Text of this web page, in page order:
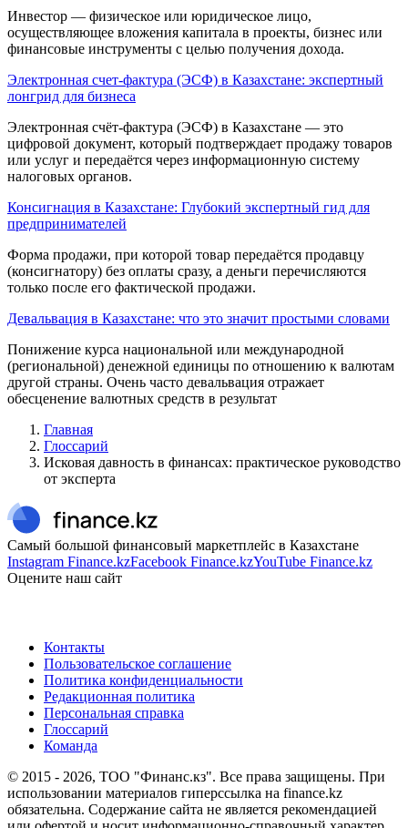
Инвестор — физическое или юридическое лицо,
осуществляющее вложения капитала в проекты, бизнес или
финансовые инструменты с целью получения дохода.
Электронная счет-фактура (ЭСФ) в Казахстане: экспертный
лонгрид для бизнеса
Электронная счёт-фактура (ЭСФ) в Казахстане — это
цифровой документ, который подтверждает продажу товаров
или услуг и передаётся через информационную систему
налоговых органов.
Консигнация в Казахстане: Глубокий экспертный гид для
предпринимателей
Форма продажи, при которой товар передаётся продавцу
(консигнатору) без оплаты сразу, а деньги перечисляются
только после его фактической продажи.
Девальвация в Казахстане: что это значит простыми словами
Понижение курса националь­ной или международной
(региональной) денежной единицы по отношению к валютам
другой страны. Очень часто девальвация отражает
обесценение валютных средств в результат
Главная
Глоссарий
Исковая давность в финансах: практическое руководство
от эксперта
Самый большой финансовый маркетплейс в Казахстане
Instagram Finance.kzFacebook Finance.kzYouTube Finance.kz
Оцените наш сайт
Контакты
Пользовательское соглашение
Политика конфиденциальности
Редакционная политика
Персональная справка
Глоссарий
Команда
© 2015 - 2026, ТОО "Финанс.кз". Все права защищены. При
использовании материалов гиперссылка на finance.kz
обязательна. Содержание сайта не является рекомендацией